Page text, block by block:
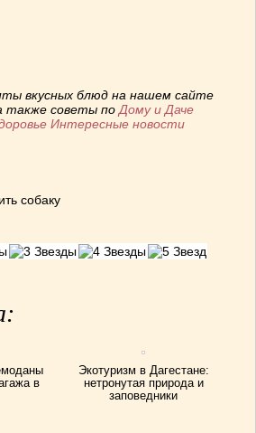
вкусных блюд на нашем сайте
также советы по Дому и Даче
Интересные новости
собаку
в
Экотуризм в Дагестане:
нетронутая природа и
заповедники